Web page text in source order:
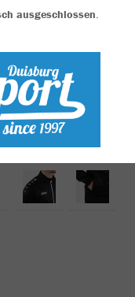
ausgeschlossen.